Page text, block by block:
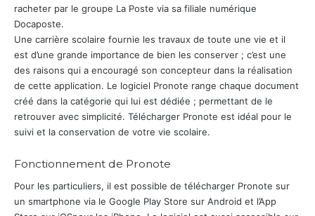
racheter par le groupe La Poste via sa filiale numérique
Docaposte.
Une carrière scolaire fournie les travaux de toute une vie et il
est d’une grande importance de bien les conserver ; c’est une
des raisons qui a encouragé son concepteur dans la réalisation
de cette application. Le logiciel Pronote range chaque document
créé dans la catégorie qui lui est dédiée ; permettant de le
retrouver avec simplicité. Télécharger Pronote est idéal pour le
suivi et la conservation de votre vie scolaire.
Fonctionnement de Pronote
Pour les particuliers, il est possible de télécharger Pronote sur
un smartphone via le Google Play Store sur Android et l’App